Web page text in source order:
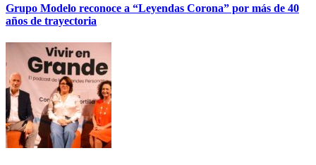
Grupo Modelo reconoce a “Leyendas Corona” por más de 40
años de trayectoria